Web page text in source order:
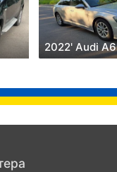
2022' Audi A6